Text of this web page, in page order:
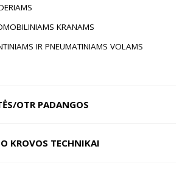
KRANAMS
IR PNEUMATINIAMS VOLAMS
OTR PADANGOS
KROVOS TECHNIKAI